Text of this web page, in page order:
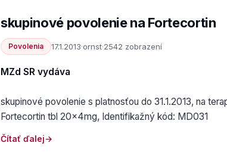
skupinové povolenie na Fortecortin
Povolenia 17.1.2013·ornst·2542 zobrazení
MZd SR vydáva
skupinové povolenie s platnosťou do 31.1.2013, na
Fortecortin tbl 20x4mg, Identifikažný kód: MD031
Čítať ďalej